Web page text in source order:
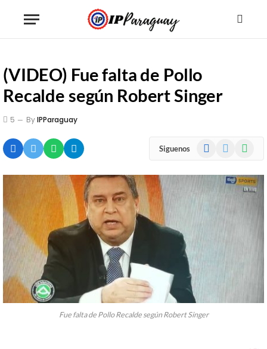
(VIDEO) Fue falta de Pollo
Recalde según Robert Singer
5 ByIPParaguay
Siguenos Facebook
Fue falta de Pollo Recalde según Robert Singer